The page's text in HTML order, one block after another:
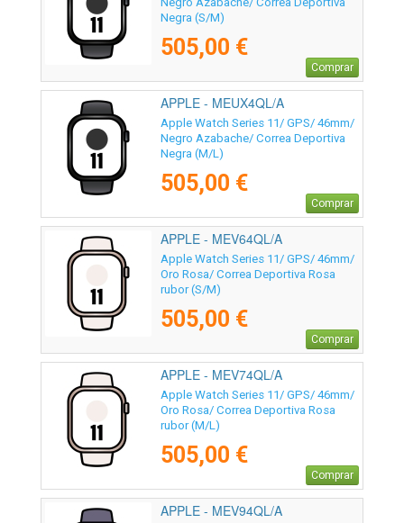
Negra (S/M)
505,00 €
Comprar
APPLE - MEUX4QL/A
Apple Watch Series 11/ GPS/ 46mm/
Negro Azabache/ Correa Deportiva
Negra (M/L)
505,00 €
Comprar
APPLE - MEV64QL/A
Apple Watch Series 11/ GPS/ 46mm/
Oro Rosa/ Correa Deportiva Rosa
rubor (S/M)
505,00 €
Comprar
APPLE - MEV74QL/A
Apple Watch Series 11/ GPS/ 46mm/
Oro Rosa/ Correa Deportiva Rosa
rubor (M/L)
505,00 €
Comprar
APPLE - MEV94QL/A